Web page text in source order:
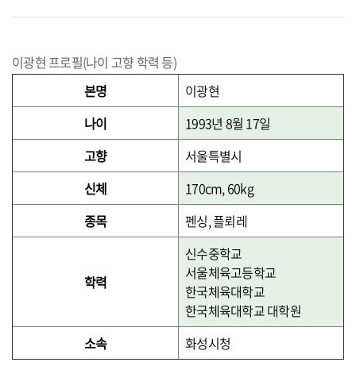
이광현 프로필(나이 고향 학력 등)
본명
이광현
나이
1993년 8월 17일
고향
서울특별시
신체
170cm, 60kg
종목
펜싱, 플뢰레
학력
신수중학교
서울체육고등학교
한국체육대학교
한국체육대학교 대학원
소속
화성시청